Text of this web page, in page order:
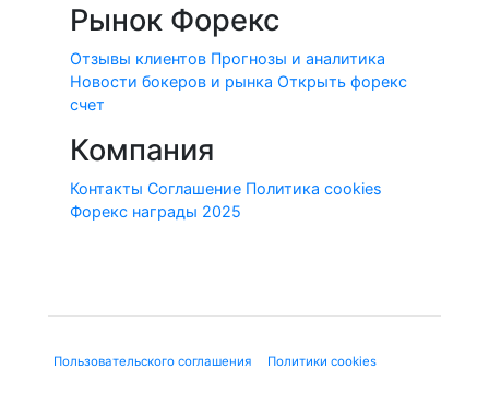
Рынок Форекс
Отзывы клиентов Прогнозы и аналитика
Новости бокеров и рынка Открыть форекс
счет
Компания
Контакты Соглашение Политика cookies
Форекс награды 2025
Пользовательского соглашения Политики cookies